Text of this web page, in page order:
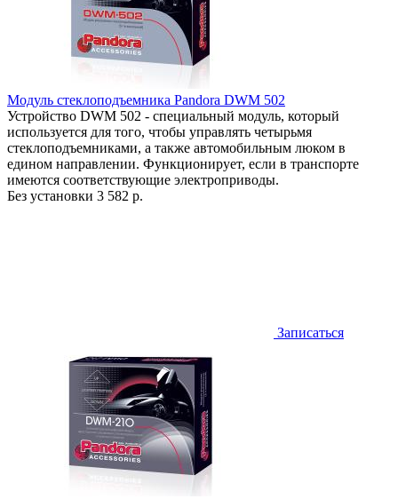
Модуль стеклоподъемника Pandora DWM 502
Устройство DWM 502 - специальный модуль, который
используется для того, чтобы управлять четырьмя
стеклоподъемниками, а также автомобильным люком в
едином направлении. Функционирует, если в транспорте
имеются соответствующие электроприводы.
Без установки 3 582 р.
Записаться